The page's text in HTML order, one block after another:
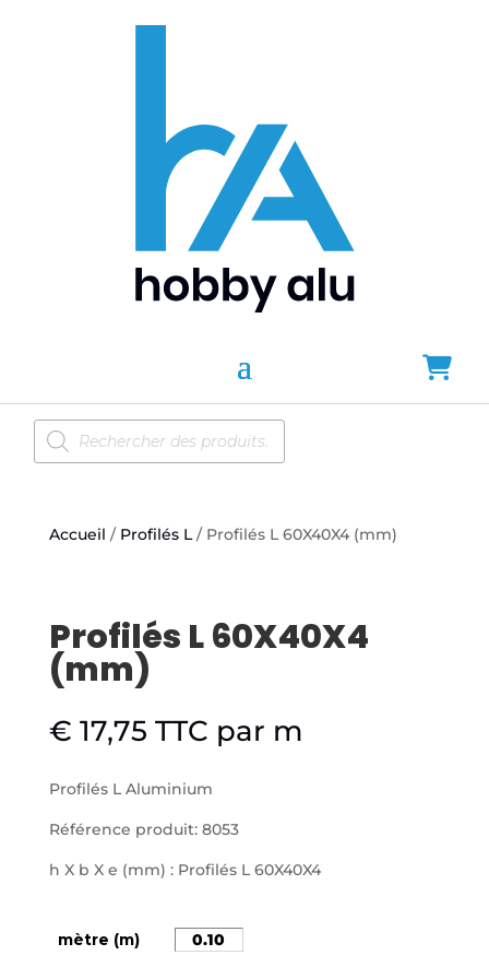
Recherche
de
produits
Accueil / Profilés L/ Profilés L 60X40X4 (mm)
Profilés L 60X40X4
(mm)
€ 17,75 TTC par m
Profilés L Aluminium
Référence produit: 8053
h X b X e (mm) : Profilés L 60X40X4
mètre (m)